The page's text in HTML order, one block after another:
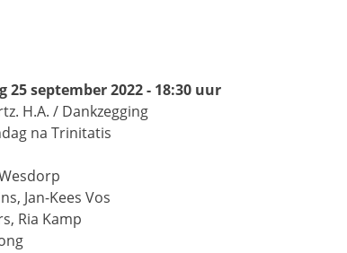
25 september 2022 - 18:30 uur
H.A. / Dankzegging
na Trinitatis
Jan-Kees Vos
Ria Kamp